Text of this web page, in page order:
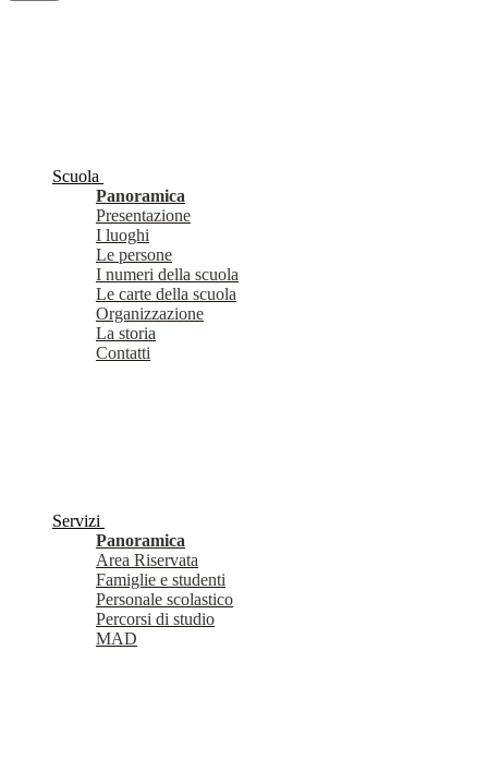
Scuola
Panoramica
Presentazione
I luoghi
Le persone
I numeri della scuola
Le carte della scuola
Organizzazione
La storia
Contatti
Servizi
Panoramica
Area Riservata
Famiglie e studenti
Personale scolastico
Percorsi di studio
MAD